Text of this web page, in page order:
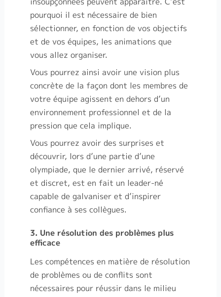
pourquoi il est nécessaire de bien
sélectionner, en fonction de vos objectifs
et de vos équipes, les animations que
vous allez organiser.
Vous pourrez ainsi avoir une vision plus
concrète de la façon dont les membres de
votre équipe agissent en dehors d’un
environnement professionnel et de la
pression que cela implique.
Vous pourrez avoir des surprises et
découvrir, lors d’une partie d’une
olympiade, que le dernier arrivé, réservé
et discret, est en fait un leader-né
capable de galvaniser et d’inspirer
confiance à ses collègues.
3. Une résolution des problèmes plus
efficace
Les compétences en matière de résolution
de problèmes ou de conflits sont
nécessaires pour réussir dans le milieu